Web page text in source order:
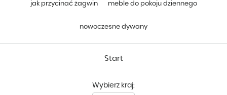
jak przycinać żagwin meble do pokoju dziennego
nowoczesne dywany
Start
Wybierz kraj: